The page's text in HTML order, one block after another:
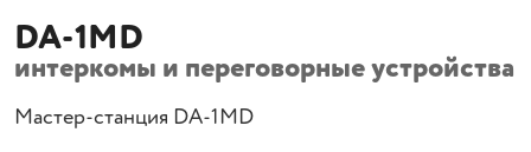
DA-1MD
интеркомы и переговорные устройства
Мастер-станция DA-1MD